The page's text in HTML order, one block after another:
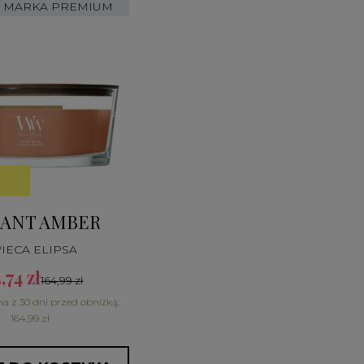
MARKA PREMIUM
AMBER
ELIPSA
zł164,99 zł
z 30 dni przed obniżką:
164,99 zł